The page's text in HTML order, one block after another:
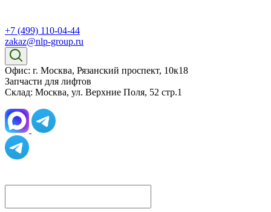
+7 (499) 110-04-44
zakaz@nlp-group.ru
Офис: г. Москва, Рязанский проспект, 10к18
Запчасти для лифтов
Склад: Москва, ул. Верхние Поля, 52 стр.1